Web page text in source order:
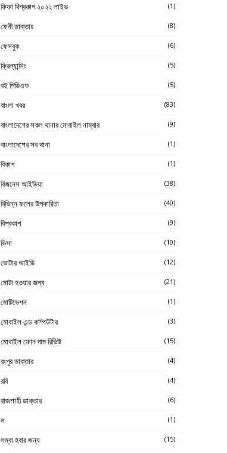
ফিফা বিশ্বকাপ ২০২২ লাইভ (1)
ফেনী ডাক্তার (8)
ফেসবুক (6)
ফ্রিল্যান্সিং (5)
বই পিডিএফ (5)
বাংলা খবর (83)
বাংলাদেশের সকল থানার মোবাইল নাম্বার (9)
বাংলাদেশের সব থানা (1)
বিকাশ (1)
বিজনেস আইডিয়া (38)
বিভিন্ন ফলের উপকারিতা (40)
বিশ্বকাপ (9)
ভিসা (10)
ভোটার আইডি (12)
মোটা হওয়ার জন্য (21)
মোটিভেশন (1)
মোবাইল এন্ড কম্পিউটার (3)
মোবাইল ফোন দাম রিভিউ (15)
রংপুর ডাক্তার (4)
রবি (4)
রাজশাহী ডাক্তার (6)
ল (1)
লম্বা হবার জন্য (15)